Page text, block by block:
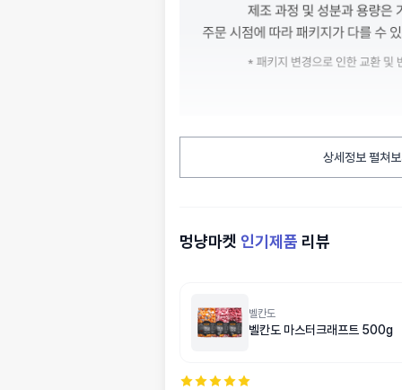
상세정보 펼쳐
멍냥마켓 인기제품 리뷰
벨칸도
벨칸도 마스터크래프트 500g